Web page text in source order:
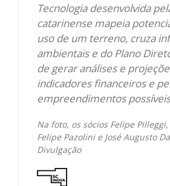
Tecnologia desenvolvida
catarinense mapeia
uso de um terreno, cruza
ambientais e do Plano
de gerar análises e
indicadores financeiros e
empreendimentos
Na foto, os sócios Felipe
Felipe Pazolini e José Augusto
Divulgação